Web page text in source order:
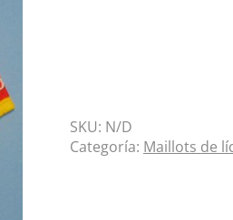
SKU: N/D
Categoría: Maillots de